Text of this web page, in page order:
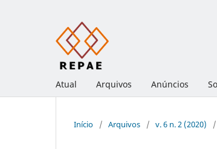
Atual Arquivos Anúncios
Início / Arquivos / v. 6 n. 2 (2020) /